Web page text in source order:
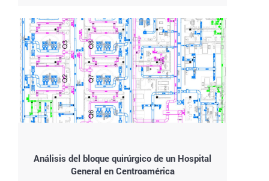
Análisis del bloque quirúrgico de un Hospital
General en Centroamérica